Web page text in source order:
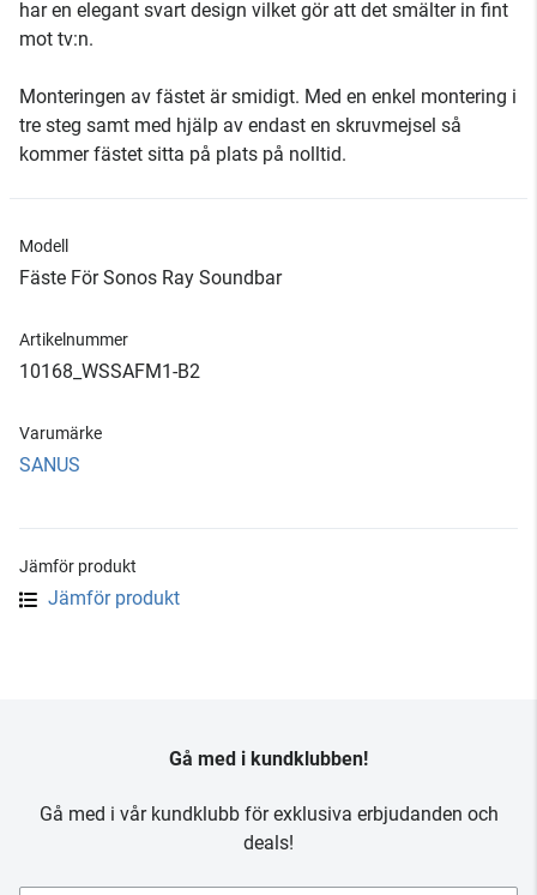
har en elegant svart design vilket gör att det smälter in fint
mot tv:n.
Monteringen av fästet är smidigt. Med en enkel montering i
tre steg samt med hjälp av endast en skruvmejsel så
kommer fästet sitta på plats på nolltid.
Modell
Fäste För Sonos Ray Soundbar
Artikelnummer
10168_WSSAFM1-B2
Varumärke
SANUS
Jämför produkt
Jämför produkt
Gå med i kundklubben!
Gå med i vår kundklubb för exklusiva erbjudanden och
deals!